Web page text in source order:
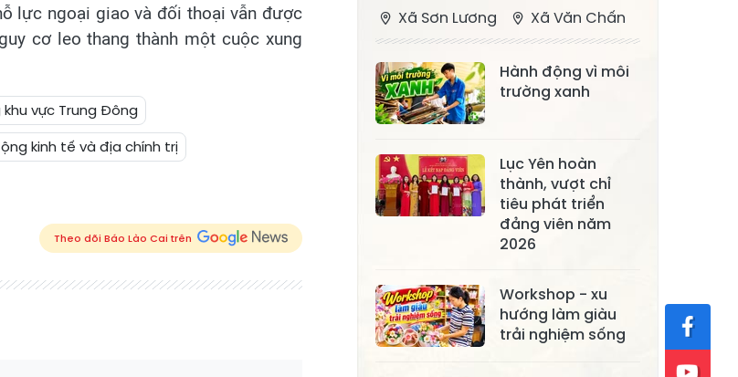
lực ngoại giao và đối thoại vẫn được
cơ leo thang thành một cuộc xung
vực Trung Đông
kinh tế và địa chính trị
Theo dõi Báo Lào Cai trên
Xã Sơn Lương
Xã Văn Chấn
Bằng La
Xã Chấn Thịnh
Xã Nghĩa Tâm
Xã Châu Quế
Xã Lâm Giang
Xã Đông
Cuông
Xã Tân Hợp
Xã Mỏ Vàng
Xã Lâm
Thượng
Xã Lục Yên
Hành động vì môi
trường xanh
Lục Yên hoàn
thành, vượt chỉ
tiêu phát triển
đảng viên năm
2026
Workshop - xu
hướng làm giàu
trải nghiệm sống